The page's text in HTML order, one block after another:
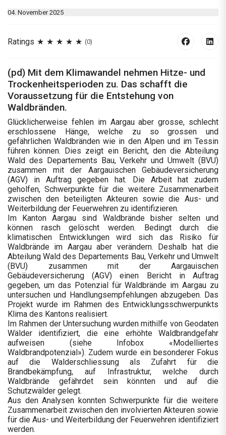
04. November 2025
Ratings (0)
(pd) Mit dem Klimawandel nehmen Hitze- und
Trockenheitsperioden zu. Das schafft die
Voraussetzung für die Entstehung von
Waldbränden.
Glücklicherweise fehlen im Aargau aber grosse, schlecht
erschlossene Hänge, welche zu so grossen und
gefährlichen Waldbränden wie in den Alpen und im Tessin
führen können. Dies zeigt ein Bericht, den die Abteilung
Wald des Departements Bau, Verkehr und Umwelt (BVU)
zusammen mit der Aargauischen Gebäudeversicherung
(AGV) in Auftrag gegeben hat. Die Arbeit hat zudem
geholfen, Schwerpunkte für die weitere Zusammenarbeit
zwischen den beteiligten Akteuren sowie die Aus- und
Weiterbildung der Feuerwehren zu identifizieren.
Im Kanton Aargau sind Waldbrände bisher selten und
können rasch gelöscht werden. Bedingt durch die
klimatischen Entwicklungen wird sich das Risiko für
Waldbrände im Aargau aber verändern. Deshalb hat die
Abteilung Wald des Departements Bau, Verkehr und Umwelt
(BVU) zusammen mit der Aargauischen
Gebäudeversicherung (AGV) einen Bericht in Auftrag
gegeben, um das Potenzial für Waldbrände im Aargau zu
untersuchen und Handlungsempfehlungen abzugeben. Das
Projekt wurde im Rahmen des Entwicklungsschwerpunkts
Klima des Kantons realisiert.
Im Rahmen der Untersuchung wurden mithilfe von Geodaten
Wälder identifiziert, die eine erhöhte Waldbrandgefahr
aufweisen (siehe Infobox «Modelliertes
Waldbrandpotenzial»). Zudem wurde ein besonderer Fokus
auf die Walderschliessung als Zufahrt für die
Brandbekämpfung, auf Infrastruktur, welche durch
Waldbrände gefährdet sein könnten und auf die
Schutzwälder gelegt.
Aus den Analysen konnten Schwerpunkte für die weitere
Zusammenarbeit zwischen den involvierten Akteuren sowie
für die Aus- und Weiterbildung der Feuerwehren identifiziert
werden.